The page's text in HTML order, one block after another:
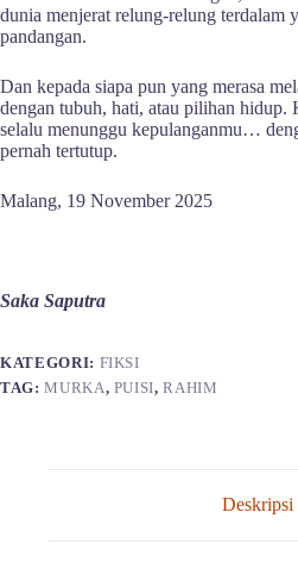
dunia menjerat relung-relung terdalam
pandangan.
Dan kepada siapa pun yang merasa
dengan tubuh, hati, atau pilihan hidup.
selalu menunggu kepulanganmu…
pernah tertutup.
Malang, 19 November 2025
Saka Saputra
KATEGORI: FIKSI
TAG:MURKA, PUISI,RAHIM
Deskripsi